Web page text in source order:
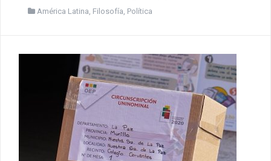
12 de Noviembre de 2020 La lectura de este discurso
formación con mucho de eurocentrismo y muy poco de
sabiduría de los pueblos originarios. He intentado
analizarlo valiéndome de algunas […]
América Latina ,Filosofía,Política